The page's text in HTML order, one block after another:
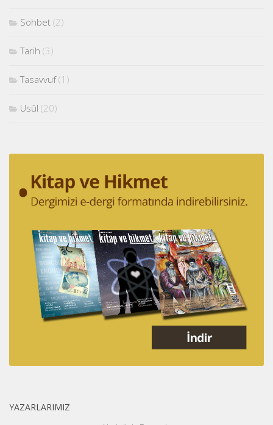
Sohbet (2)
Tarih (3)
Tasavvuf(1)
Usûl (20)
YAZARLARIMIZ